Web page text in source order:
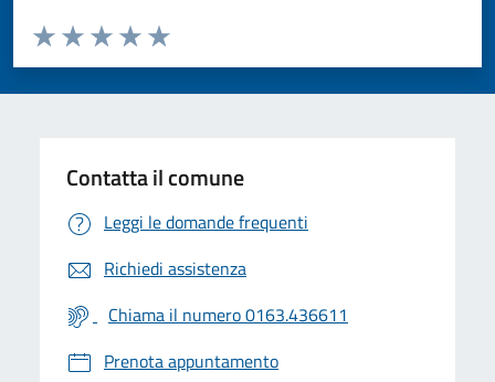
Valuta da 1 a 5 stelle la pagina
Valuta 5 stelle su 5
Valuta 4 stelle su 5
Valuta 3 stelle su 5
Valuta 2 stelle su 5
Valuta 1 stelle su 5
Contatta il comune
Leggi le domande frequenti
Richiedi assistenza
Chiama il numero 0163.436611
Prenota appuntamento